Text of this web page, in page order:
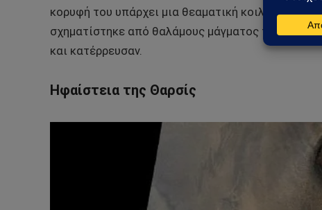
κορυφή του υπάρχει μια θεαματική κοιλότητα
σχηματίστηκε από θαλάμους μάγματος που
και κατέρρευσαν.
Ηφαίστεια της Θαρσίς